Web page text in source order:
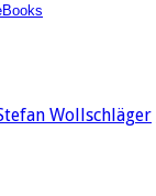
Wollschläger